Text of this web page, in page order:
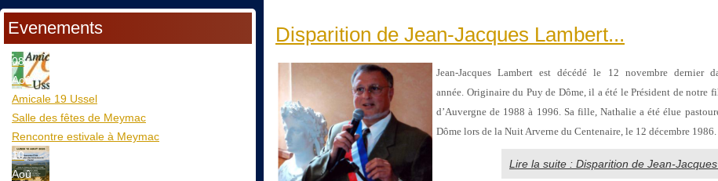
Evenements
08
Aoû
Amicale 19 Ussel
Salle des fêtes de Meymac
Rencontre estivale à Meymac
10
Aoû
Disparition de Jean-Jacques Lambert...
Jean-Jacques Lambert est décédé le 12 novembre dernier
année. Originairedu Puy de Dôme,il a été lePrésident de notre
d’Auvergne de 1988 à 1996. Safille, Nathalie a été élue
Dôme lors de la Nuit Arverne du Centenaire, le 12 décembre 1986.
Lire la suite : Disparition de Jean-Jacques